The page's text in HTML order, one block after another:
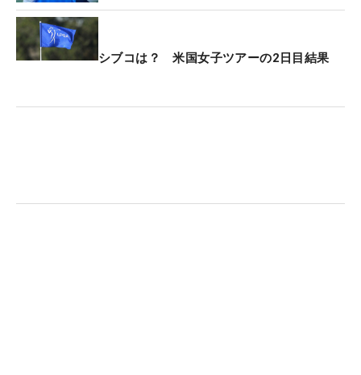
レギュラーツアーは2週前の「ヨネックスレディ
ス」に続く2試合目。「なんなんでしょうね…」と好
プレーの要因を一瞬考えた後、「イライラしていな
シブコは？ 米国女子ツアーの2日目結果